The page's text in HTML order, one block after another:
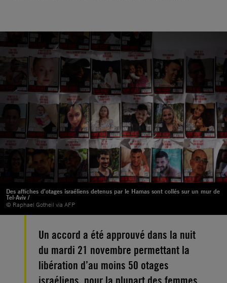
Des affiches d'otages israéliens detenus par le Hamas sont collés sur un mur de
Tel-Aviv /
© Raphael Gotheil via AFP
Un accord a été approuvé dans la nuit
du mardi 21 novembre permettant la
libération d’au moins 50 otages